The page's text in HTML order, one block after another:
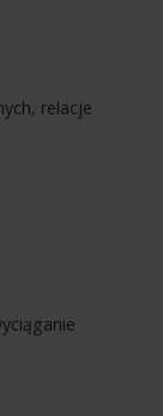
relacje